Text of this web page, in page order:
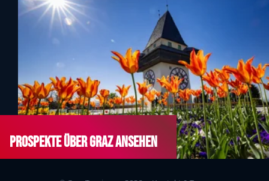
Prospekte über Graz ansehen